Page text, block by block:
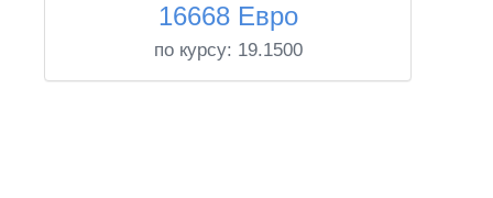
16668 Евро
по курсу: 19.1500